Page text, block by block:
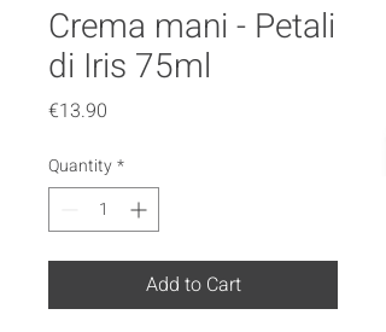
Crema mani - Petali
di Iris 75ml
€13.90
Quantity*
Add to Cart